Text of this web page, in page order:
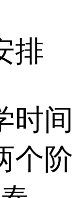
排
时间
个阶